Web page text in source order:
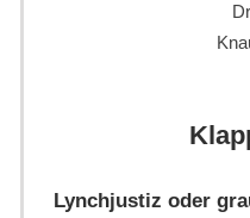
Lynchjustiz oder